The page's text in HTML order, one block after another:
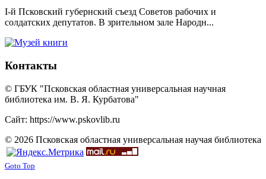
I-й Псковский губернский съезд Советов рабочих и
солдатских депутатов. В зрительном зале Народн...
Контакты
© ГБУК "Псковская областная универсальная научная
библиотека им. В. Я. Курбатова"
Сайт: https://www.pskovlib.ru
© 2026 Псковская областная универсальная научая библиотека
Goto Top